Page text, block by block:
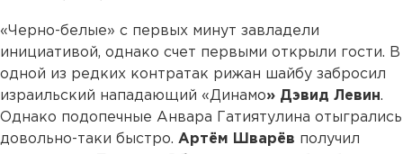
«Черно-белые» с первых минут завладели
инициативой, однако счет первыми открыли гости. В
одной из редких контратак рижан шайбу забросил
израильский нападающий «Динамо» Дэвид Левин.
Однако подопечные Анвара Гатиятулина отыгрались
довольно-таки быстро. Артём Шварёв получил